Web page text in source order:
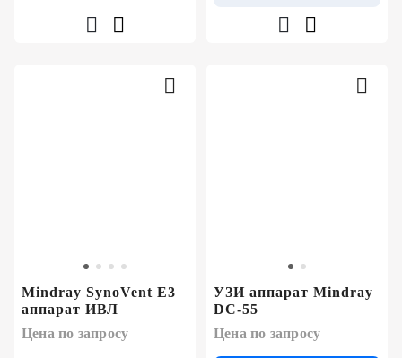
Mindray SynoVent E3
аппарат ИВЛ
Цена по запросу
УЗИ аппарат Mindray
DC-55
Цена по запросу